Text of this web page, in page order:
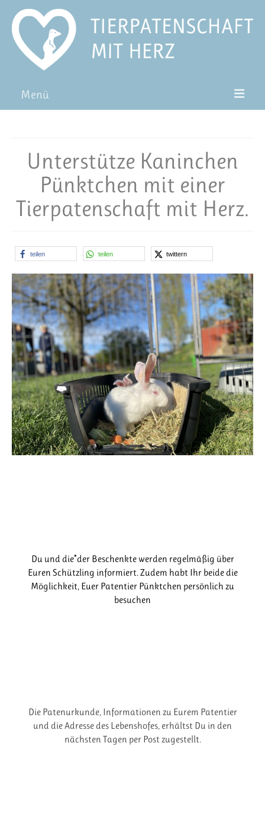
Menü
Pat*in werden
Patenschaft verschenken
Blog
Unterstütze Kaninchen
Pünktchen mit einer
Tierpatenschaft mit Herz.
teilen teilen twittern
Du und die*der Beschenkte werden regelmäßig über
Euren Schützling informiert. Zudem habt Ihr beide die
Möglichkeit, Euer Patentier Pünktchen persönlich zu
besuchen
Die Patenurkunde, Informationen zu Eurem Patentier
und die Adresse des Lebenshofes, erhältst Du in den
nächsten Tagen per Post zugestellt.